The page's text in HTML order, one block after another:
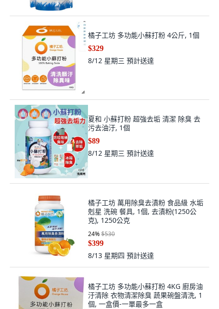
橘子工坊 多功能小蘇打粉 4公斤, 1個
$329
8/12 星期三 預計送達
夏和 小蘇打粉 超強去垢 清潔 除臭 去
污去油汙, 1個
$89
8/12 星期三 預計送達
橘子工坊 萬用除臭去漬粉 食品級 水垢
剋星 洗碗 餐具, 1個, 去漬粉(1250公
克), 1250公克
24%$530
$399
8/13 星期四 預計送達
橘子工坊 多功能小蘇打粉 4KG 廚房油
汙清除 衣物清潔除臭 蔬果碗盤清洗, 1
個, 一盒價-一單最多一盒